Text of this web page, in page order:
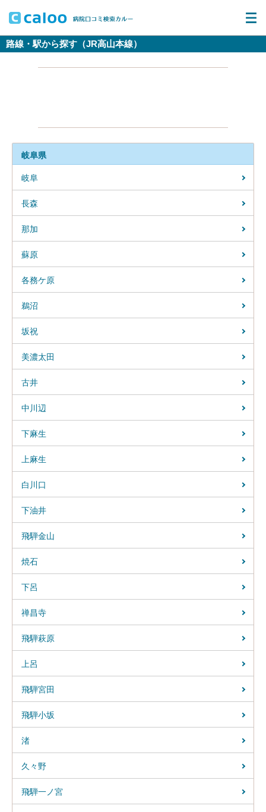
路線・駅から探す（JR高山本線）
岐阜県
岐阜
長森
那加
蘇原
各務ケ原
鵜沼
坂祝
美濃太田
古井
中川辺
下麻生
上麻生
白川口
下油井
飛騨金山
焼石
下呂
禅昌寺
飛騨萩原
上呂
飛騨宮田
飛騨小坂
渚
久々野
飛騨一ノ宮